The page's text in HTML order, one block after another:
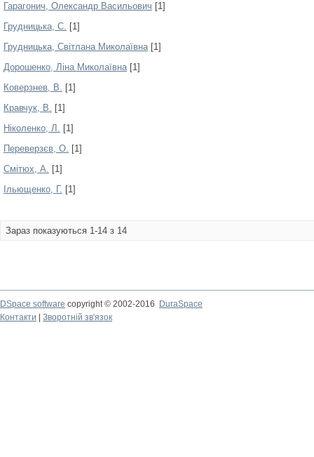
Гарагонич, Олександр Васильович [1]
Грудницька, С. [1]
Грудницька, Світлана Миколаївна[1]
Дорошенко, Ліна Миколаївна[1]
Коверзнев, В. [1]
Кравчук, В. [1]
Ніколенко, Л. [1]
Переверзєв, О. [1]
Смітюх, А. [1]
Ільющенко, Г. [1]
Зараз показуються 1-14 з 14
DSpace software copyright © 2002-2016
DuraSpace
Контакти
Зворотній зв'язок